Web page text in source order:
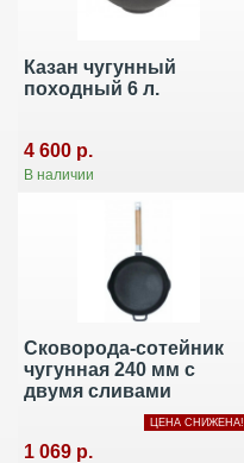
Казан чугунный
походный 6 л.
4 600 р.
В наличии
Сковорода-сотейник
чугунная 240 мм с
двумя сливами
1 069 р.
ЦЕНА СНИЖЕНА!